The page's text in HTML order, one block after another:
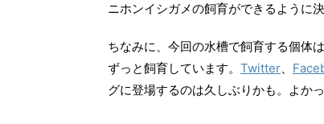
ニホンイシガメの飼育ができるように決
ちなみに、今回の水槽で飼育する個体
ずっと飼育しています。 Twitter、
グに登場するのは久しぶりかも。よか